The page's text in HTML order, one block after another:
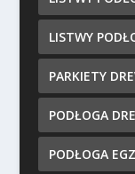
LISTWY
PARKIETY
PODŁOGA
PODŁOGA